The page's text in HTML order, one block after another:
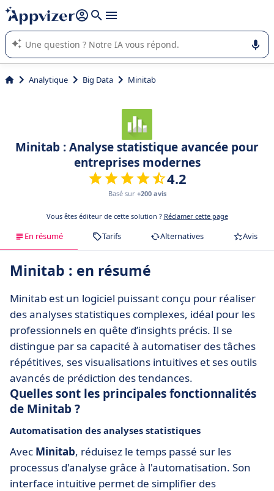
répondre (plusieurs lignes avec
L'IA de Appvizer vous guide dans l'utilisation ou la sélection de
logiciel SaaS en entreprise.
Analytique Big Data Minitab
Minitab : Analyse statistique avancée pour
entreprises modernes
4.2
Basé sur +200 avis
Vous êtes éditeur de cette solution ? Réclamer cette page
En résumé Tarifs Alternatives Avis
Minitab : en résumé
Minitab est un logiciel puissant conçu pour réaliser
des analyses statistiques complexes, idéal pour les
professionnels en quête d’insights précis. Il se
distingue par sa capacité à automatiser des tâches
répétitives, ses visualisations intuitives et ses outils
avancés de prédiction des tendances.
Quelles sont les principales fonctionnalités
de Minitab ?
Automatisation des analyses statistiques
Avec Minitab, réduisez le temps passé sur les
processus d'analyse grâce à l'automatisation. Son
interface intuitive permet de simplifier des